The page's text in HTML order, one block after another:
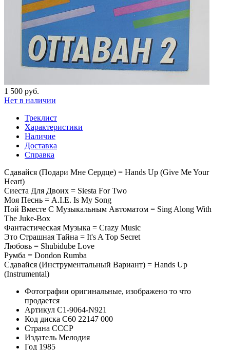
1 500 руб.
Нет в наличии
Треклист
Характеристики
Наличие
Доставка
Справка
Сдавайся (Подари Мне Сердце) = Hands Up (Give Me Your
Heart)
Сиеста Для Двоих = Siesta For Two
Моя Песнь = A.I.E. Is My Song
Пой Вместе С Музыкальным Автоматом = Sing Along With
The Juke-Box
Фантастическая Музыка = Crazy Music
Это Страшная Тайна = It's A Top Secret
Любовь = Shubidube Love
Румба = Dondon Rumba
Сдавайся (Инструментальный Вариант) = Hands Up
(Instrumental)
Фотографии оригинальные, изображено то что
продается
Артикул C1-9064-N921
Код диска С60 22147 000
Страна СССР
Издатель Мелодия
Год 1985